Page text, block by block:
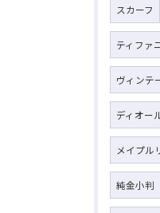
スカーフ
ティファ
ヴィンテ
ディオー
メイプル
純金小判